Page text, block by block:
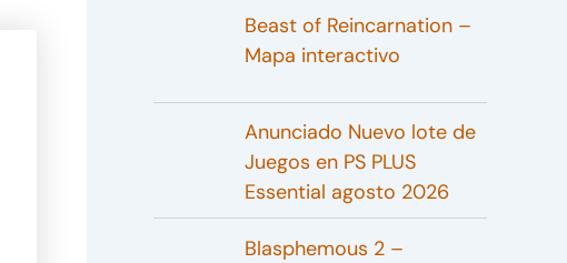
Beast of Reincarnation –
Mapa interactivo
Anunciado Nuevo lote de
Juegos en PS PLUS
Essential agosto 2026
Blasphemous 2 –